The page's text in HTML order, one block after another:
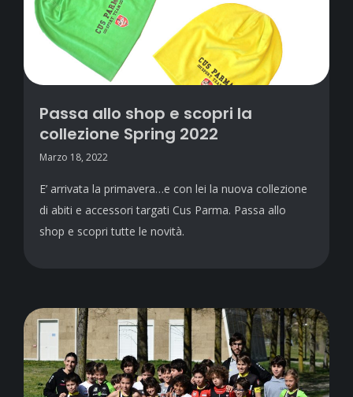
Passa allo shop e scopri la
collezione Spring 2022
Marzo 18, 2022
E’ arrivata la primavera…e con lei la nuova collezione
di abiti e accessori targati Cus Parma. Passa allo
shop e scopri tutte le novità.